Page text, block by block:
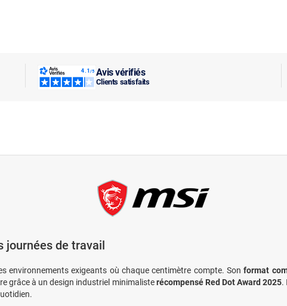
Avis vérifiés
Clients satisfaits
journées de travail
environnements exigeants où chaque centimètre compte. Sonformat
grâce à un design industriel minimalisterécompensé Red Dot Award 2025.